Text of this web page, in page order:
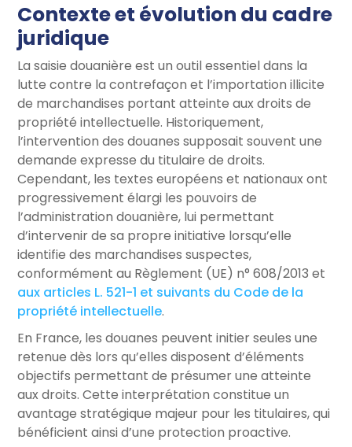
Contexte et évolution du cadre
juridique
La saisie douanière est un outil essentiel dans la
lutte contre la contrefaçon et l’importation illicite
de marchandises portant atteinte aux droits de
propriété intellectuelle. Historiquement,
l’intervention des douanes supposait souvent une
demande expresse du titulaire de droits.
Cependant, les textes européens et nationaux ont
progressivement élargi les pouvoirs de
l’administration douanière, lui permettant
d’intervenir de sa propre initiative lorsqu’elle
identifie des marchandises suspectes,
conformément au Règlement (UE) n° 608/2013 et
aux articles L. 521-1 et suivants du Code de la
propriété intellectuelle.
En France, les douanes peuvent initier seules une
retenue dès lors qu’elles disposent d’éléments
objectifs permettant de présumer une atteinte
aux droits. Cette interprétation constitue un
avantage stratégique majeur pour les titulaires, qui
bénéficient ainsi d’une protection proactive.